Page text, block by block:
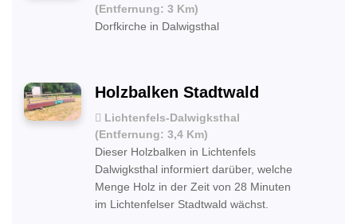
(Entfernung: 3 Km)
Dorfkirche in Dalwigsthal
Holzbalken Stadtwald
Lichtenfels-Dalwigksthal
(Entfernung: 3,4 Km)
Dieser Holzbalken in Lichtenfels
Dalwigksthal informiert darüber, welche
Menge Holz in der Zeit von 28 Minuten
im Lichtenfelser Stadtwald wächst.